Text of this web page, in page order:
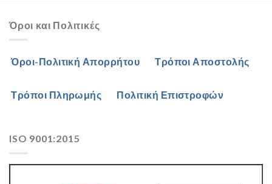
Όροι και Πολιτικές
Όροι-Πολιτική Απορρήτου Τρόποι Αποστολής
Τρόποι Πληρωμής Πολιτική Επιστροφών
ISO 9001:2015